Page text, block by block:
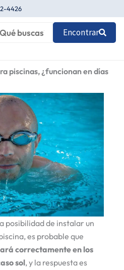
4426
Encontrar
piscinas, ¿funcionan en días
posibilidad de instalar un
es probable que
correctamente en los
sol, y la respuesta es